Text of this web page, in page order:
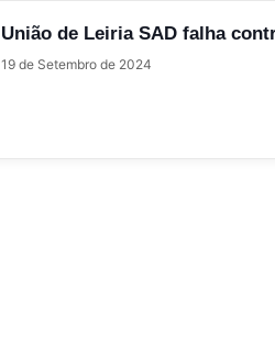
União de Leiria SAD falha
19 de Setembro de 2024